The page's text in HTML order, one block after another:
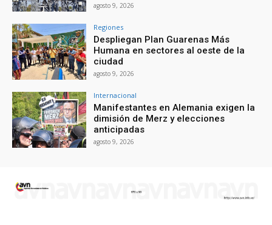
agosto 9, 2026
Regiones
Despliegan Plan Guarenas Más
Humana en sectores al oeste de la
ciudad
agosto 9, 2026
Internacional
Manifestantes en Alemania exigen la
dimisión de Merz y elecciones
anticipadas
agosto 9, 2026